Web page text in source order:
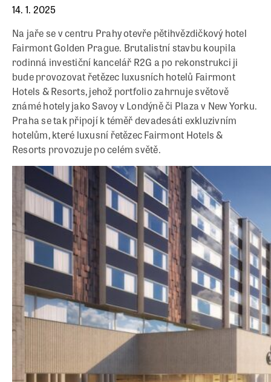
14. 1. 2025
Na jaře se v centru Prahy otevře pětihvězdičkový hotel
Fairmont Golden Prague. Brutalistní stavbu koupila
rodinná investiční kancelář R2G a po rekonstrukci ji
bude provozovat řetězec luxusních hotelů Fairmont
Hotels & Resorts, jehož portfolio zahrnuje světově
známé hotely jako Savoy v Londýně či Plaza v New Yorku.
Praha se tak připojí k téměř devadesáti exkluzivním
hotelům, které luxusní řetězec Fairmont Hotels &
Resorts provozuje po celém světě.